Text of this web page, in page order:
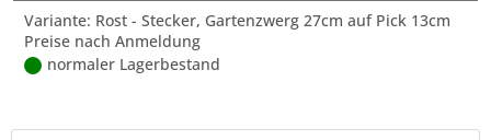
Variante: Rost - Stecker, Gartenzwerg 27cm auf Pick 13cm
Preise nach Anmeldung
normaler Lagerbestand